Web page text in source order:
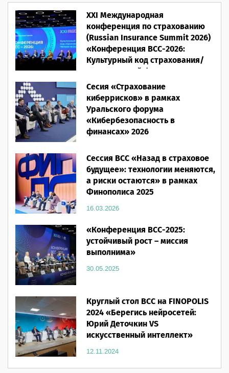
XXI Международная
конференция по страхованию
(Russian Insurance Summit 2026)
«Конференция ВСС-2026:
Культурный код страхования/
Человеческий фактор»
28.05.2026
Сесия «Страхование
киберрисков» в рамках
Уральского форума
«Кибербезопасность в
финансах» 2026
Сессия ВСС «Назад в страховое
будущее»: технологии меняются,
а риски остаются» в рамках
Финополиса 2025
16.03.2026
«Конференция ВСС-2025:
устойчивый рост – миссия
выполнима»
30.05.2025
Круглый стол ВСС на FINOPOLIS
2024 «Берегись нейросетей:
Юрий Деточкин VS
искусственный интеллект»
12.11.2024